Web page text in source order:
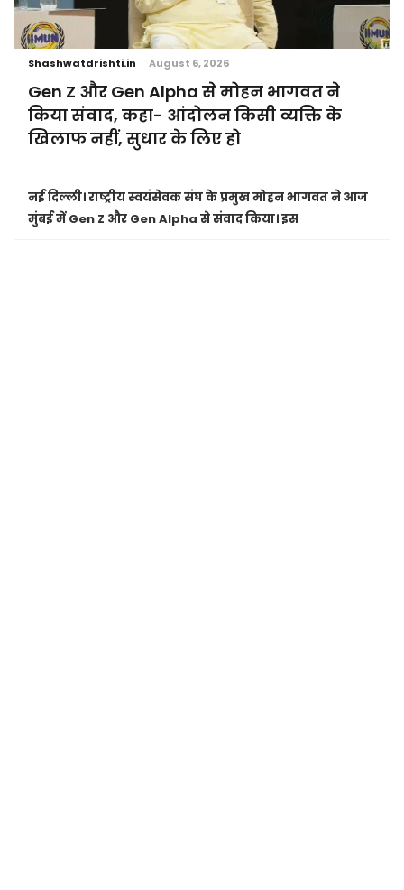
Shashwatdrishti.in August 6, 2026
Gen Z और Gen Alpha से मोहन भागवत ने
किया संवाद, कहा- आंदोलन किसी व्यक्ति के
खिलाफ नहीं, सुधार के लिए हो
नई दिल्ली।राष्ट्रीय स्वयंसेवक संघ के प्रमुख मोहन भागवत ने आज
मुंबई में Gen Z और Gen Alpha से संवाद किया। इस